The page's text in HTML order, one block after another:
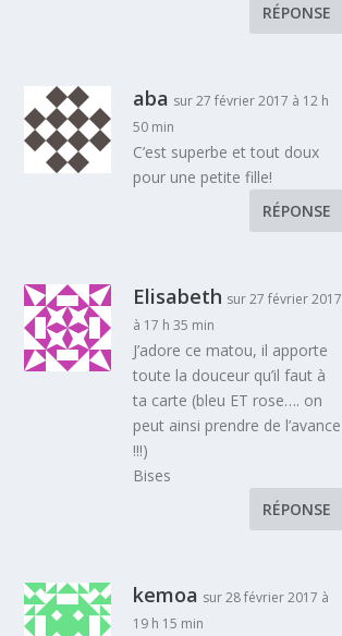
RÉPONSE
aba sur 27 février 2017 à 12 h
50 min
C’est superbe et tout doux
pour une petite fille!
RÉPONSE
Elisabeth sur 27 février 2017
à 17 h 35 min
J’adore ce matou, il apporte
toute la douceur qu’il faut à
ta carte (bleu ET rose…. on
peut ainsi prendre de l’avance
!!!)
Bises
RÉPONSE
kemoa sur 28 février 2017 à
19 h 15 min